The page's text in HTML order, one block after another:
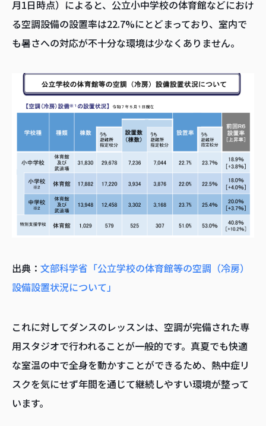
月1日時点）によると、公立小中学校の体育館などにおけ
る空調設備の設置率は22.7%にとどまっており、室内で
も暑さへの対応が不十分な環境は少なくありません。
出典： 文部科学省「公立学校の体育館等の空調（冷房）
設備設置状況について」
これに対してダンスのレッスンは、空調が完備された専
用スタジオで行われることが一般的です。真夏でも快適
な室温の中で全身を動かすことができるため、熱中症リ
スクを気にせず年間を通じて継続しやすい環境が整って
います。